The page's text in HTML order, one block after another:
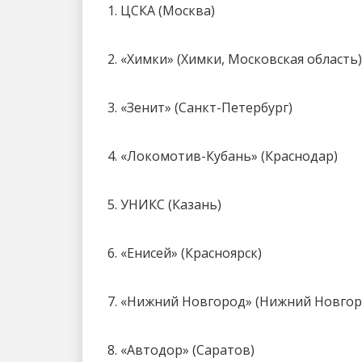
1. ЦСКА (Москва)
2. «Химки» (Химки, Московская область)
3. «Зенит» (Санкт-Петербург)
4. «Локомотив-Кубань» (Краснодар)
5. УНИКС (Казань)
6. «Енисей» (Красноярск)
7. «Нижний Новгород» (Нижний
8. «Автодор» (Саратов)